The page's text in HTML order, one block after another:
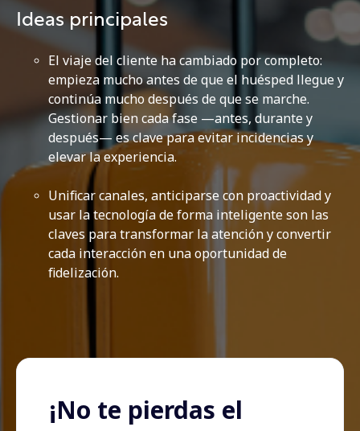
Ideas principales
El viaje del cliente ha cambiado por completo:
empieza mucho antes de que el huésped llegue y
continúa mucho después de que se marche.
Gestionar bien cada fase —antes, durante y
después— es clave para evitar incidencias y
elevar la experiencia.
Unificar canales, anticiparse con proactividad y
usar la tecnología de forma inteligente son las
claves para transformar la atención y convertir
cada interacción en una oportunidad de
fidelización.
¡No te pierdas el